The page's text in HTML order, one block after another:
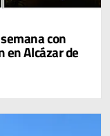
con
en Alcázar de